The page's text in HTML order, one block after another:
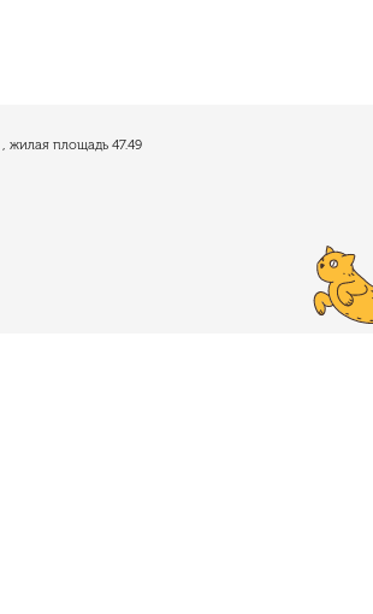
, жилая площадь 47.49